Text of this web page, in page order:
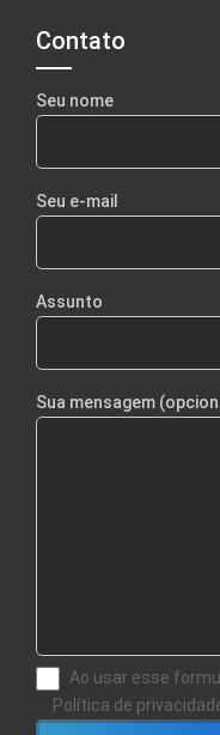
Contato
Seu nome
Seu e-mail
Assunto
Sua mensagem
Ao usar esse
Política de